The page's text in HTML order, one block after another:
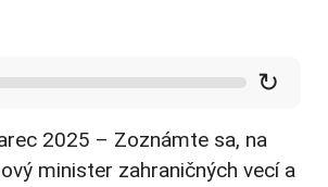
↻
2025 – Zoznámte sa, na
minister zahraničných vecí a